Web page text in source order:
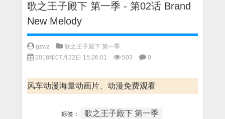
歌之王子殿下 第一季 - 第02话 Brand
New Melody
gzwz
歌之王子殿下 第一季
2018年07月22日 15:26:01
503 0
风车动漫海量动画片、动漫免费观看
标签： 歌之王子殿下 第一季